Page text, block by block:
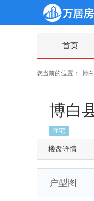
首页
您当前的位置： 博
博白
住宅
楼盘详情
户型图